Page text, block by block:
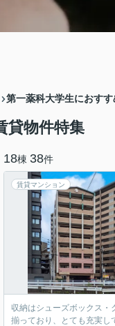
第一薬科大学生におす
貸物件特集
18棟 38件
賃貸マンション
収納はシューズボックス
揃っており、とても充実し